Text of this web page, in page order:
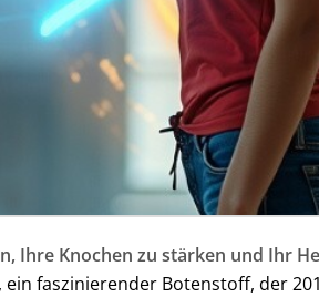
Knochen zu stärken und Ihr
faszinierender Botenstoff, der